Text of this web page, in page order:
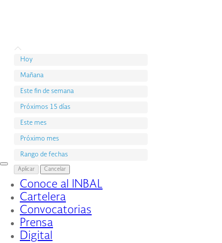
Interruptor
de
Navegación
Conoce al INBAL
Cartelera
Convocatorias
Prensa
Digital
Hoy
Mañana
Este fin de semana
Próximos 15 días
Este mes
Próximo mes
Rango de fechas
Aplicar Cancelar